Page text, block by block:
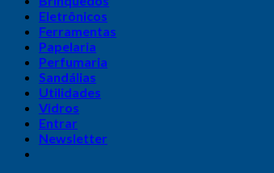
Eletrônicos
Ferramentas
Papelaria
Perfumaria
Sandálias
Utilidades
Vidros
Entrar
Newsletter